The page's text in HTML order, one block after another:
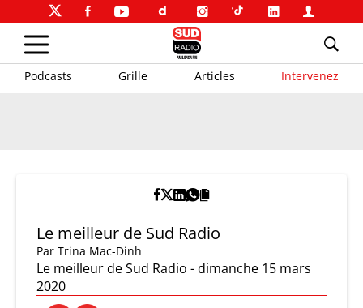
Podcasts Grille Articles Intervenez
Le meilleur de Sud Radio
Par Trina Mac-Dinh
Le meilleur de Sud Radio - dimanche 15 mars
2020